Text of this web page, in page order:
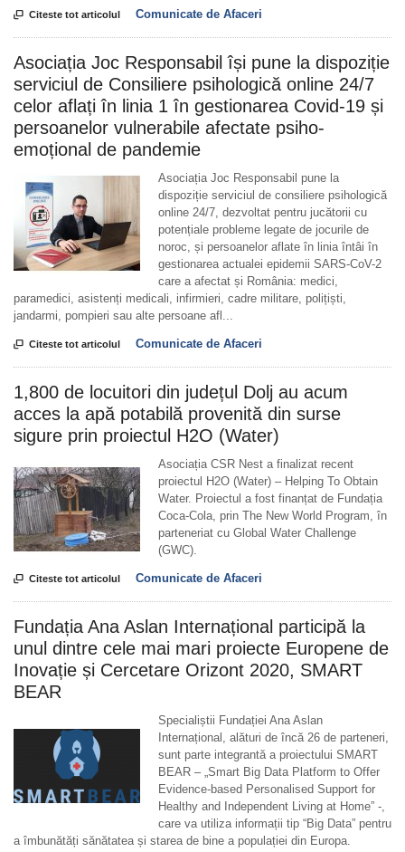
 Citeste tot articolul Comunicate de Afaceri
Asociația Joc Responsabil își pune la dispoziție
serviciul de Consiliere psihologică online 24/7
celor aflați în linia 1 în gestionarea Covid-19 și
persoanelor vulnerabile afectate psiho-
emoțional de pandemie
Asociația Joc Responsabil pune la
dispoziție serviciul de consiliere psihologică
online 24/7, dezvoltat pentru jucătorii cu
potențiale probleme legate de jocurile de
noroc, și persoanelor aflate în linia întâi în
gestionarea actualei epidemii SARS-CoV-2
care a afectat și România: medici,
paramedici, asistenți medicali, infirmieri, cadre militare, polițiști,
jandarmi, pompieri sau alte persoane afl...
 Citeste tot articolul Comunicate de Afaceri
1,800 de locuitori din județul Dolj au acum
acces la apă potabilă provenită din surse
sigure prin proiectul H2O (Water)
Asociația CSR Nest a finalizat recent
proiectul H2O (Water) – Helping To Obtain
Water. Proiectul a fost finanțat de Fundația
Coca-Cola, prin The New World Program, în
parteneriat cu Global Water Challenge
(GWC).
 Citeste tot articolul Comunicate de Afaceri
Fundația Ana Aslan Internațional participă la
unul dintre cele mai mari proiecte Europene de
Inovație și Cercetare Orizont 2020, SMART
BEAR
Specialiștii Fundației Ana Aslan
Internațional, alături de încă 26 de parteneri,
sunt parte integrantă a proiectului SMART
BEAR – „Smart Big Data Platform to Offer
Evidence-based Personalised Support for
Healthy and Independent Living at Home” -,
care va utiliza informații tip “Big Data” pentru
a îmbunătăți sănătatea și starea de bine a populației din Europa.